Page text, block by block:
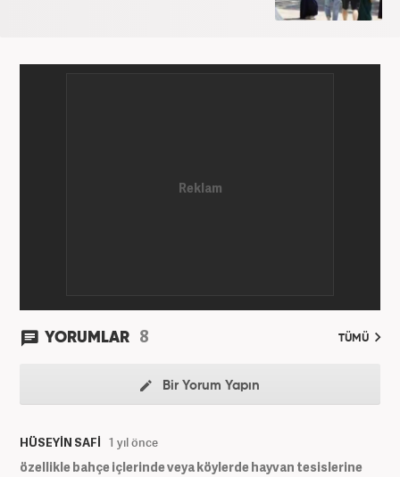
YORUMLAR 8 TÜMÜ
Bir Yorum Yapın
HÜSEYİN SAFİ 1 yıl önce
özellikle bahçe içlerinde veya köylerde hayvan tesislerine